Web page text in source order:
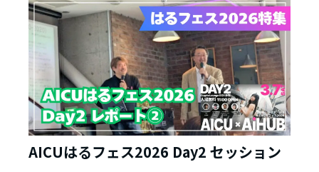
AICUはるフェス2026 Day2 セッション